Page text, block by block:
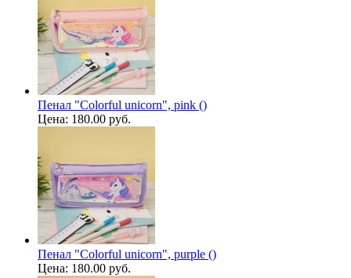
Пенал "Colorful unicorn", pink ()
Цена: 180.00 руб.
Пенал "Colorful unicorn", purple ()
Цена: 180.00 руб.